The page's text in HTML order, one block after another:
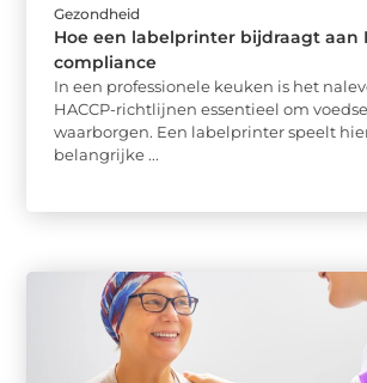
Gezondheid
Hoe een labelprinter bijdraagt aan
compliance
In een professionele keuken is het
HACCP-richtlijnen essentieel om
waarborgen. Een labelprinter speelt
belangrijke ...